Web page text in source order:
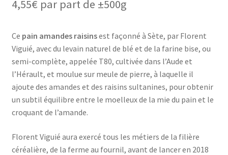
4,55€ par part de ±500g
Ce pain amandes raisinsest façonné à Sète, par Florent
Viguié, avec du levain naturel de blé et de la farine bise, ou
semi-complète, appelée T80, cultivée dans l’Aude et
l’Hérault, et moulue sur meule de pierre, à laquelle il
ajoute des amandes et des raisins sultanines, pour obtenir
un subtil équilibre entre le moelleux de la mie du pain et le
croquant de l’amande.
Florent Viguié aura exercé tous les métiers de la filière
céréalière, de la ferme au fournil, avant de lancer en 2018